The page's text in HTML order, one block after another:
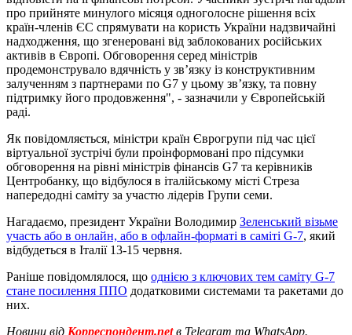
про прийняте минулого місяця одноголосне рішення всіх
країн-членів ЄС спрямувати на користь України надзвичайні
надходження, що згенеровані від заблокованих російських
активів в Європі. Обговорення серед міністрів
продемонструвало вдячність у зв’язку із конструктивним
залученням з партнерами по G7 у цьому зв’язку, та повну
підтримку його продовження", - зазначили у Європейській
раді.
Як повідомляється, міністри країн Єврогрупи під час цієї
віртуальної зустрічі були проінформовані про підсумки
обговорення на рівні міністрів фінансів G7 та керівників
Центробанку, що відбулося в італійському місті Стреза
напередодні саміту за участю лідерів Групи семи.
Нагадаємо, президент України Володимир Зеленський візьме
участь або в онлайн, або в офлайн-форматі в саміті G-7, який
відбудеться в Італії 13-15 червня.
Раніше повідомлялося, що однією з ключових тем саміту G-7
стане посилення ППО додатковими системами та ракетами до
них.
Новини від Корреспондент.netв Telegram та WhatsApp.